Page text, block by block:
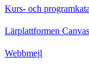
Kurs- och
Lärplattformen Canvas
Webbmejl